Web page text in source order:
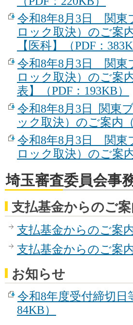
令和8年8月3日 関東
ロック取決）のご案
【医科】（PDF：
令和8年8月3日 関東
ロック取決）のご案
表】（PDF：193KB）
令和8年8月3日_関東
ック取決）のご案内（
令和8年8月3日 関東
ロック取決）のご案
埼玉審査委員会事
支払基金からのご
支払基金からのご案
支払基金からのご案
お知らせ
令和8年度受付締切
84KB）